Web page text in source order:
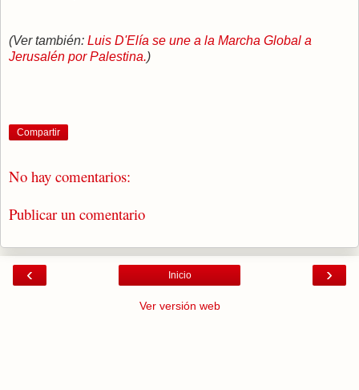
(Ver también: Luis D'Elía se une a la Marcha Global a
Jerusalén por Palestina.)
Compartir
No hay comentarios:
Publicar un comentario
‹ ›
Inicio
Ver versión web